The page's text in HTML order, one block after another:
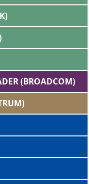
(BROADCOM)